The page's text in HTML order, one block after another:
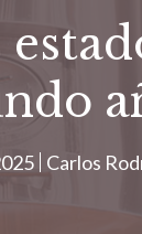
Carlos